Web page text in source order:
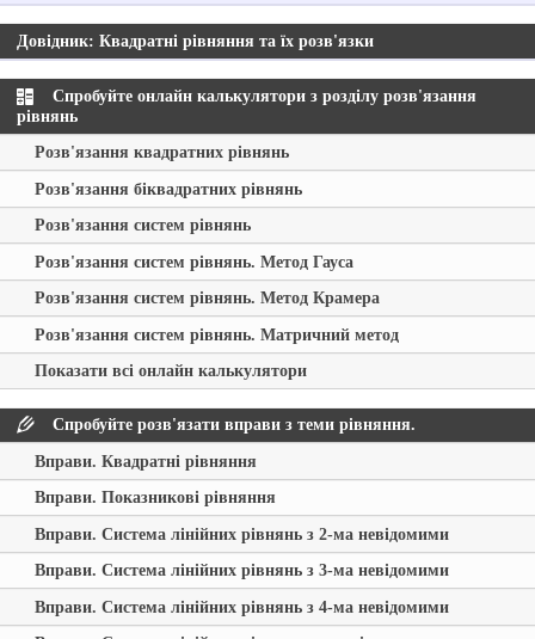
Довідник: Квадратні рівняння та їх розв'язки
Спробуйте онлайн калькулятори з розділу розв'язання
рівнянь
Розв'язання квадратних рівнянь
Розв'язання біквадратних рівнянь
Розв'язання систем рівнянь
Розв'язання систем рівнянь. Метод Гауса
Розв'язання систем рівнянь. Метод Крамера
Розв'язання систем рівнянь. Матричний метод
Показати всі онлайн калькулятори
Спробуйте розв'язати вправи з теми рівняння.
Вправи. Квадратні рівняння
Вправи. Показникові рівняння
Вправи. Система лінійних рівнянь з 2-ма невідомими
Вправи. Система лінійних рівнянь з 3-ма невідомими
Вправи. Система лінійних рівнянь з 4-ма невідомими